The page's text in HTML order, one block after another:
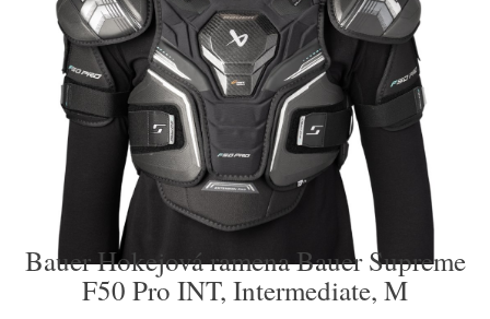
Bauer Hokejová ramena Bauer Supreme
F50 Pro INT, Intermediate, M